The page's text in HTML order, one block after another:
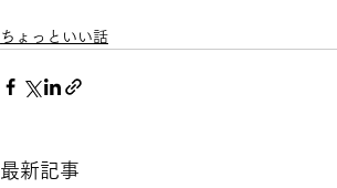
ちょっといい話
最新記事